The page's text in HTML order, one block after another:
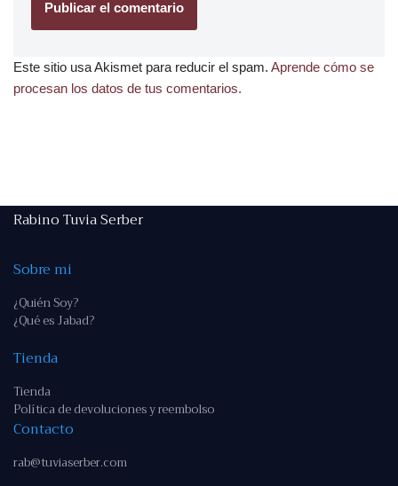
Este sitio usa Akismet para reducir el spam. Aprende cómo se
procesan los datos de tus comentarios.
Rabino Tuvia Serber
Sobre mi
¿Quién Soy?
¿Qué es Jabad?
Tienda
Tienda
Política de devoluciones y reembolso
Contacto
rab@tuviaserber.com